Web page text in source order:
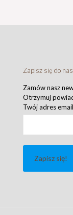
Zapisz się do
Zamów nasz
Otrzymuj
Twój adres email